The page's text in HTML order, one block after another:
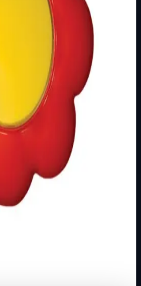
košarice, zaliha i
Ugradnja u zid u
vrijednosti:
IP20 Oblik: cvijet…
trgovini Živić-
u našoj internetskoj trgovini.